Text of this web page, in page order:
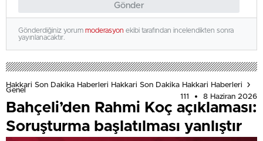
Gönder
Gönderdiğiniz yorum moderasyon ekibi tarafından incelendikten sonra
yayınlanacaktır.
Hakkari Son Dakika Haberleri Hakkari Son Dakika Hakkari Haberleri
Genel
111
8 Haziran 2026
Bahçeli’den Rahmi Koç açıklaması:
Soruşturma başlatılması yanlıştır